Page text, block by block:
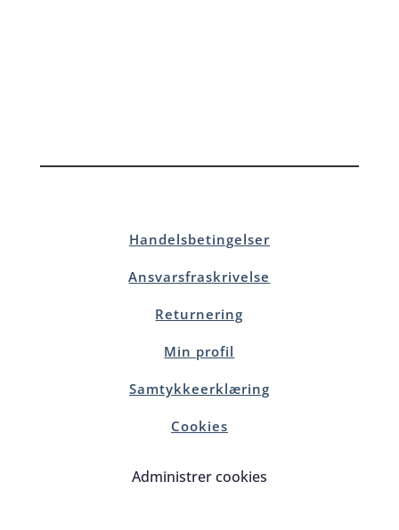
Handelsbetingelser
Ansvarsfraskrivelse
Returnering
Min profil
Samtykkeerklæring
Cookies
Administrer cookies